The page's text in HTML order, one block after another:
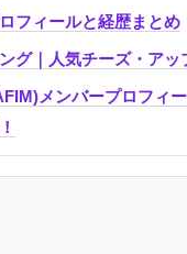
フィールと経歴まとめ
グ｜人気チーズ・アッ
メンバープロフィ